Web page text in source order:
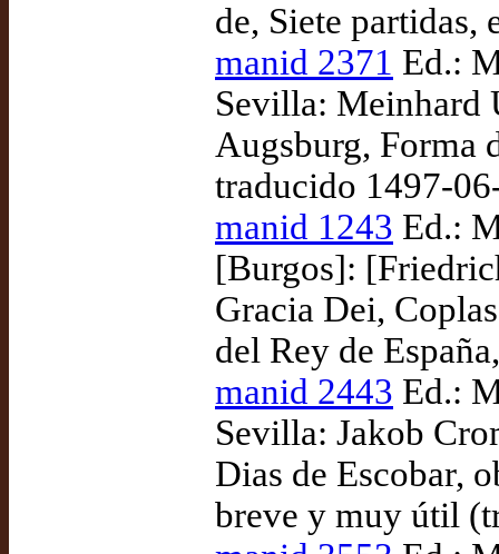
de, Siete
manid 2371 Ed.:
Sevilla: Meinhard
Augsburg, Forma
traducido 1497-
manid 1243 Ed.:
[Burgos]:
Gracia Dei,
del Rey de
manid 2443 Ed.:
Sevilla: Jakob
Dias de Escobar,
breve y muy útil